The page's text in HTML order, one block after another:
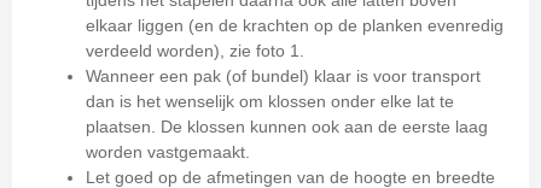
elkaar liggen (en de krachten op de planken evenredig
verdeeld worden), zie foto 1.
Wanneer een pak (of bundel) klaar is voor transport
dan is het wenselijk om klossen onder elke lat te
plaatsen. De klossen kunnen ook aan de eerste laag
worden vastgemaakt.
Let goed op de afmetingen van de hoogte en breedte